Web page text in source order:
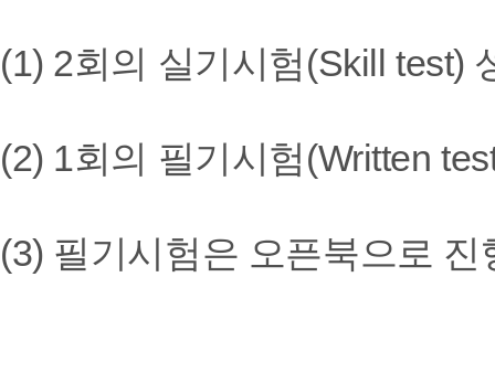
(1) 2회의 실기시험(Skill test)
(2) 1회의 필기시험(Written
(3) 필기시험은 오픈북으로